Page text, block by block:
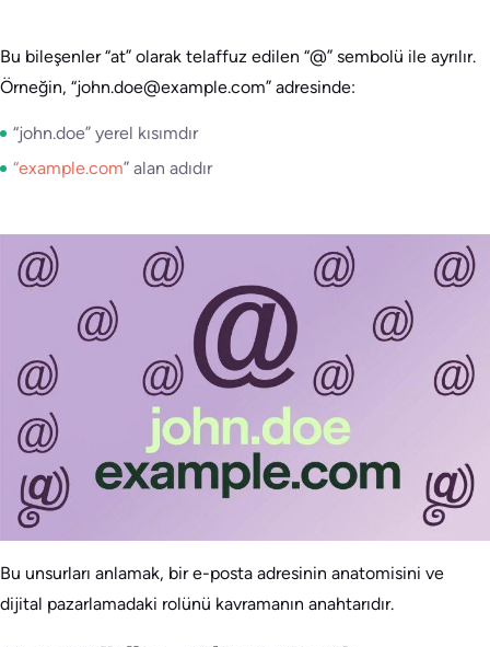
Bu bileşenler “at” olarak telaffuz edilen “@” sembolü ile ayrılır.
Örneğin, “john.doe@example.com” adresinde:
“john.doe” yerel kısımdır
“example.com” alan adıdır
Bu unsurları anlamak, bir e-posta adresinin anatomisini ve
dijital pazarlamadaki rolünü kavramanın anahtarıdır.